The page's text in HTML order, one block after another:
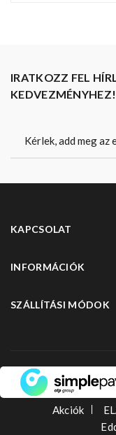
IRATKOZZ FEL
KEDVEZMÉNYHEZ!
KAPCSOLAT
INFORMÁCIÓK
SZÁLLÍTÁSI MÓDOK
Akciók